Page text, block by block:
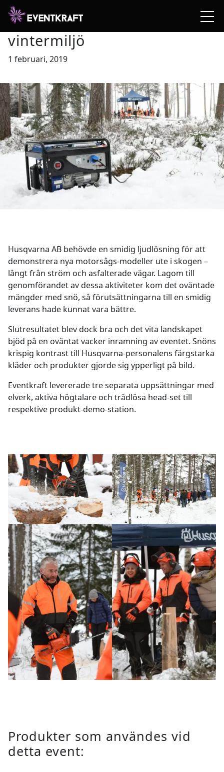
Produktdemonstrationer i
vintermiljö
1 februari, 2019
Husqvarna AB behövde en smidig ljudlösning för att
demonstrera nya motorsågs-modeller ute i skogen –
långt från ström och asfalterade vägar. Lagom till
genomförandet av dessa aktiviteter kom det oväntade
mängder med snö, så förutsättningarna till en smidig
leverans hade kunnat vara bättre.
Slutresultatet blev dock bra och det vita landskapet
bjöd på en oväntat vacker inramning av eventet. Snöns
krispig kontrast till Husqvarna-personalens färgstarka
kläder och produkter gjorde sig ypperligt på bild.
Eventkraft levererade tre separata uppsättningar med
elverk, aktiva högtalare och trådlösa head-set till
respektive produkt-demo-station.
Produkter som användes vid
detta event: